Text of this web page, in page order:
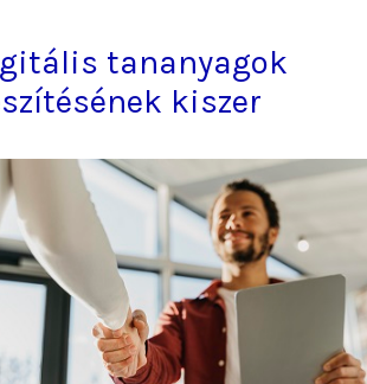
tananyagok
kiszer